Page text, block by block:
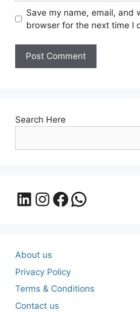
Save my name, email, and
browser for the next time I
Search Here
LinkedIn
Instagram
Facebook
About us
Privacy Policy
Terms & Conditions
Contact us